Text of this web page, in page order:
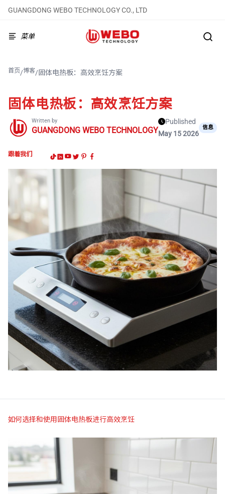
GUANGDONG WEBO TECHNOLOGY CO., LTD
菜单
首页/博客/固体电热板：高效烹饪方案
固体电热板：高效烹饪方案
Written by
GUANGDONG WEBO TECHNOLOGY
Published
May 15 2026
信息
跟着我们
如何选择和使用固体电热板进行高效烹饪